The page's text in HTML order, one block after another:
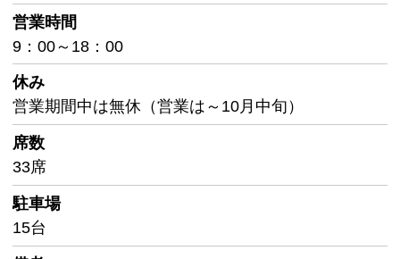
営業時間
9：00～18：00
休み
営業期間中は無休（営業は～10月中旬）
席数
33席
駐車場
15台